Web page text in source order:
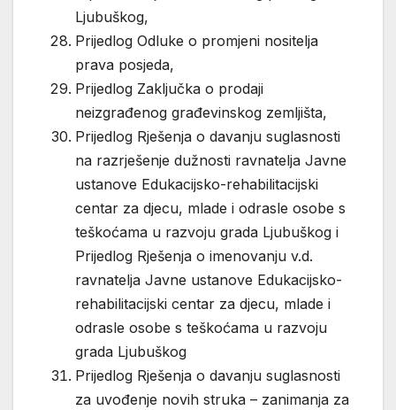
Ljubuškog,
Prijedlog Odluke o promjeni nositelja
prava posjeda,
Prijedlog Zaključka o prodaji
neizgrađenog građevinskog zemljišta,
Prijedlog Rješenja o davanju suglasnosti
na razrješenje dužnosti ravnatelja Javne
ustanove Edukacijsko-rehabilitacijski
centar za djecu, mlade i odrasle osobe s
teškoćama u razvoju grada Ljubuškog i
Prijedlog Rješenja o imenovanju v.d.
ravnatelja Javne ustanove Edukacijsko-
rehabilitacijski centar za djecu, mlade i
odrasle osobe s teškoćama u razvoju
grada Ljubuškog
Prijedlog Rješenja o davanju suglasnosti
za uvođenje novih struka – zanimanja za